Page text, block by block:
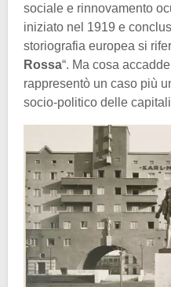
sociale e rinnovamento
iniziato nel 1919 e
storiografia europea si
Rossa“. Ma cosa
rappresentò un caso più
socio-politico delle